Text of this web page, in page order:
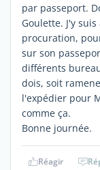
par passeport.
Goulette. J'y
procuration,
sur son
différents
dois, soit
l'expédier pour
comme ça.
Bonne journée.
Réagir